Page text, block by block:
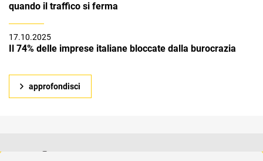
quando il traffico si ferma
17.10.2025
Il 74% delle imprese italiane bloccate dalla burocrazia
approfondisci